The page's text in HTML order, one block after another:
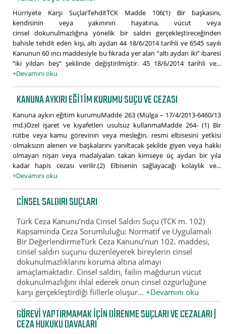
Hürriyete Karşı SuçlarTehditTCK Madde 106(1) Bir başkasını,
kendisinin veya yakınının hayatına, vücut veya
cinsel dokunulmazlığına yönelik bir saldırı gerçekleştireceğinden
bahisle tehdit eden kişi, altı aydan 44 18/6/2014 tarihli ve 6545 sayılı
Kanunun 60 ıncı maddesiyle bu fıkrada yer alan “altı aydan iki” ibaresi
“iki yıldan beş” şeklinde değiştirilmiştir. 45 18/6/2014 tarihli ve...
+Devamını oku
KANUNA AYKIRI EĞITIM KURUMU SUÇU VE CEZASI
Kanuna aykırı eğitim kurumuMadde 263 (Mülga – 17/4/2013-6460/13
md.)Özel işaret ve kıyafetleri usulsüz kullanmaMadde 264- (1) Bir
rütbe veya kamu görevinin veya mesleğin, resmi elbisesini yetkisi
olmaksızın alenen ve başkalarını yanıltacak şekilde giyen veya hakkı
olmayan nişan veya madalyaları takan kimseye üç aydan bir yıla
kadar hapis cezası verilir.(2) Elbisenin sağlayacağı kolaylık ve...
+Devamını oku
CINSEL SALDIRI SUÇLARI
Türk Ceza Kanunu’nda Cinsel Saldırı Suçu (TCK m. 102)
Kapsamında Ceza Sorumluluğu: Normatif ve Uygulamalı
Bir DeğerlendirmeTürk Ceza Kanunu’nun 102. maddesi,
cinsel saldırı suçunu düzenleyerek bireylerin cinsel
dokunulmazlıklarını koruma altına almayı
amaçlamaktadır. Cinsel saldırı, failin mağdurun vücut
dokunulmazlığını ihlal ederek onun cinsel özgürlüğüne
karşı gerçekleştirdiği fiillerle oluşur...+Devamını oku
GÖREVI YAPTIRMAMAK IÇIN DIRENME SUÇLARI VE CEZALARI |
CEZA HUKUKU DAVALARI